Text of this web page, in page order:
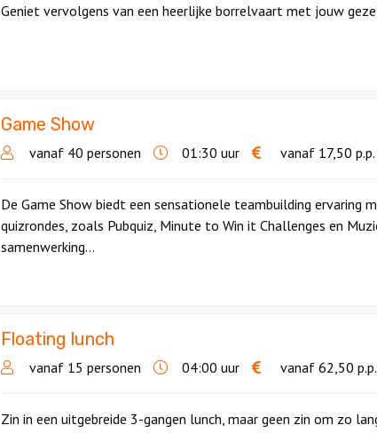
Geniet vervolgens van een heerlijke borrelvaart met jouw
Game Show
vanaf 40 personen 01:30 uur vanaf 17,50 p.p.
De Game Show biedt een sensationele teambuilding ervaring
quizrondes, zoals Pubquiz, Minute to Win it Challenges en
samenwerking...
Floating lunch
vanaf 15 personen 04:00 uur vanaf 62,50 p.p.
Zin in een uitgebreide 3-gangen lunch, maar geen zin om zo